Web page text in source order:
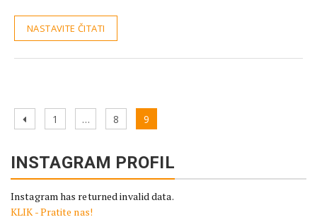
NASTAVITE ČITATI
Kretanje
PreviousPage
1 … Page
8 Page
9
INSTAGRAM PROFIL
Instagram has returned invalid data.
KLIK - Pratite nas!